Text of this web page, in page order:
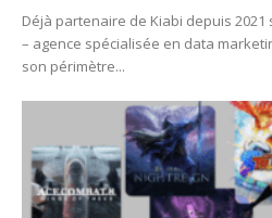
Déjà partenaire de Kiabi depuis
– agence spécialisée en data
son périmètre...